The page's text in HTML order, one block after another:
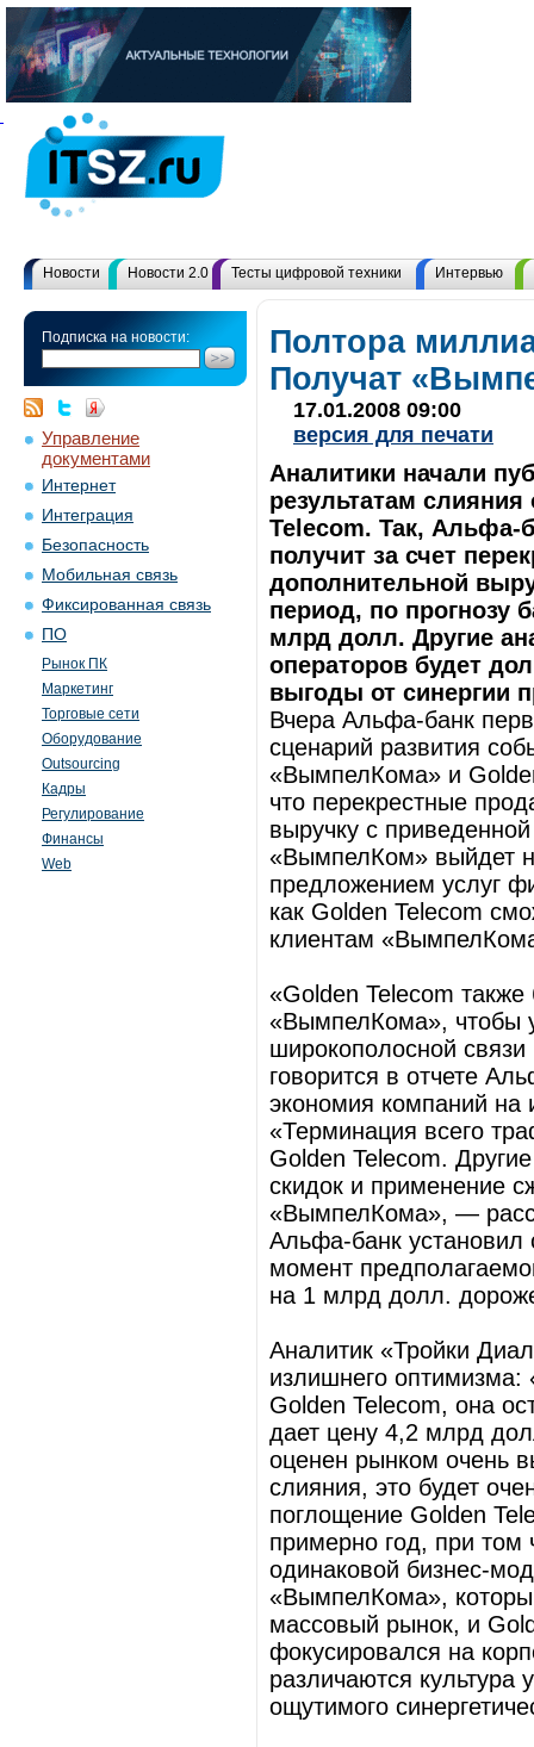
Новости Новости 2.0 Тесты цифровой техники Интервью
Подписка на новости:
Управление
документами
Интернет
Интеграция
Безопасность
Мобильная связь
Фиксированная связь
ПО
Рынок ПК
Маркетинг
Торговые сети
Оборудование
Outsourcing
Кадры
Регулирование
Финансы
Web
Полтора
Получат
17.01.2008 09:00
версия для печати
Аналитики начали
результатам
Telecom. Так, Альфа-
получит за счет
дополнительной
период, по прогнозу
млрд долл. Другие
операторов будет
выгоды от синергии
Вчера Альфа-банк
сценарий развития
«ВымпелКома» и
что перекрестные
выручку с
«ВымпелКом» выйдет
предложением услуг
как Golden Telecom
клиентам
«Golden Telecom также
«ВымпелКома», чтобы
широкополосной
говорится в отчете
экономия компаний на
«Терминация всего
Golden Telecom.
скидок и применение
«ВымпелКома», —
Альфа-банк установил
момент
на 1 млрд долл.
Аналитик «Тройки
излишнего
Golden Telecom, она
дает цену 4,2 млрд
оценен рынком очень
слияния, это будет
поглощение Golden
примерно год, при том
одинаковой бизнес-
«ВымпелКома»,
массовый рынок, и
фокусировался на
различаются
ощутимого